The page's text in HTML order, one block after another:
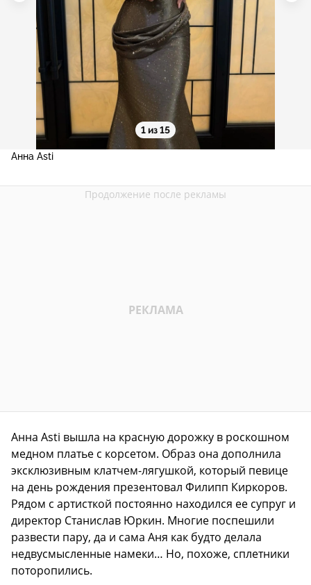
1 из 15
Анна Asti
Анна Asti вышла на красную дорожку в роскошном
медном платье с корсетом. Образ она дополнила
эксклюзивным клатчем-лягушкой, который певице
на день рождения презентовал Филипп Киркоров.
Рядом с артисткой постоянно находился ее супруг и
директор Станислав Юркин. Многие поспешили
развести пару, да и сама Аня как будто делала
недвусмысленные намеки… Но, похоже, сплетники
поторопились.